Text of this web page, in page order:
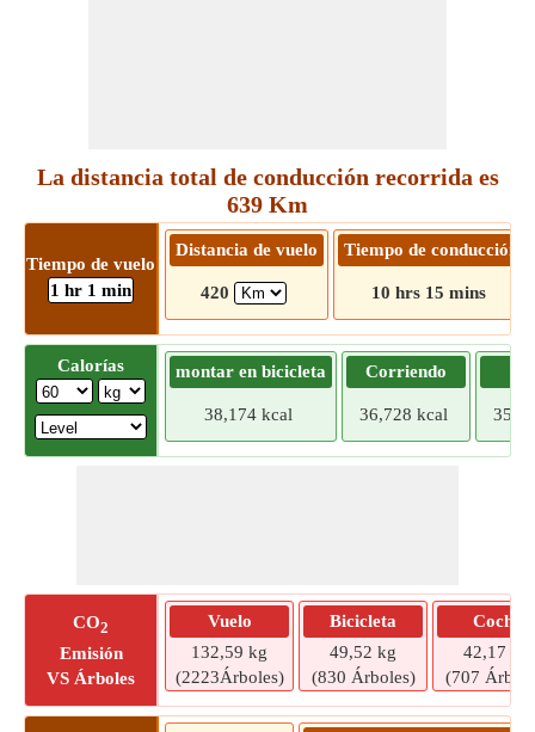
La distancia total de conducción recorrida es
639 Km
Tiempo de vuelo
1 hr 1 min
Distancia de vuelo
420
Tiempo de conducción
10 hrs 15 mins
Calorías montar en bicicleta
38,174 kcal
Corriendo
36,728 kcal
CO2
Emisión
VS Árboles
Vuelo
132,59 kg
(2223Árboles)
Bicicleta
49,52 kg
(830 Árboles)
Coche
42,17 kg
(707